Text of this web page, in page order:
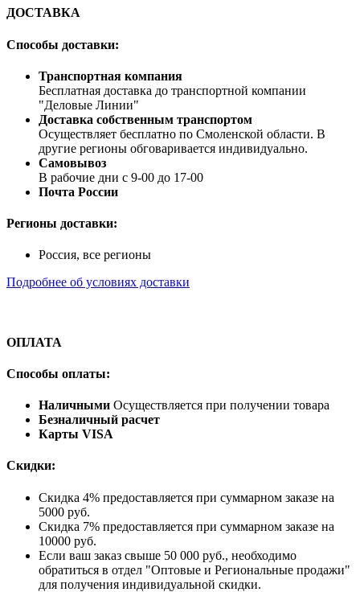
ДОСТАВКА
Способы доставки:
Транспортная компания
Бесплатная доставка до транспортной компании
"Деловые Линии"
Доставка собственным транспортом
Осуществляет бесплатно по Смоленской области. В
другие регионы обговаривается индивидуально.
Самовывоз
В рабочие дни с 9-00 до 17-00
Почта России
Регионы доставки:
Россия, все регионы
Подробнее об условиях доставки
ОПЛАТА
Способы оплаты:
Наличными Осуществляется при получении товара
Безналичный расчет
Карты VISA
Скидки:
Скидка 4% предоставляется при суммарном заказе на
5000 руб.
Скидка 7% предоставляется при суммарном заказе на
10000 руб.
Если ваш заказ свыше 50 000 руб., необходимо
обратиться в отдел "Оптовые и Региональные продажи"
для получения индивидуальной скидки.